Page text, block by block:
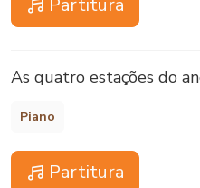
As quatro estações do
Piano
Partitura